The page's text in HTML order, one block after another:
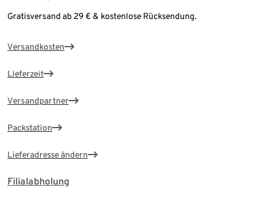
Gratisversand ab 29 € & kostenlose Rücksendung.
Versandkosten
Lieferzeit
Versandpartner
Packstation
Lieferadresse ändern
Filialabholung